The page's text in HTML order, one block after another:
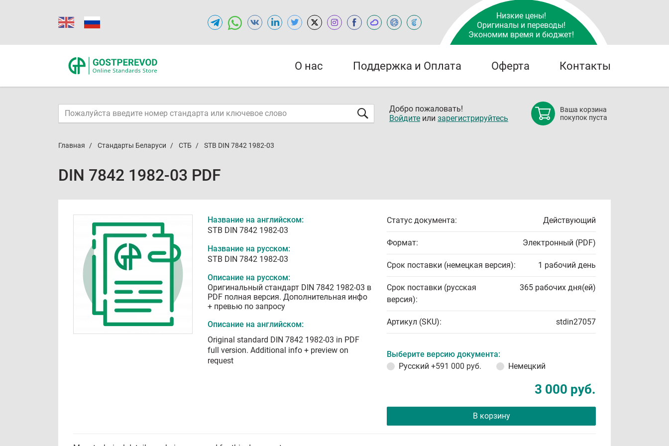
Низкие цены!
Оригиналы и переводы!
Экономим время и бюджет!
О нас Поддержка и Оплата Оферта Контакты
Добро пожаловать!
Войдите или зарегистрируйтесь
Ваша корзина
покупок пуста
Главная Стандарты Беларуси СТБ STB DIN 7842 1982-03
DIN 7842 1982-03 PDF
Название на английском:
STB DIN 7842 1982-03
Название на русском:
STB DIN 7842 1982-03
Описание на русском:
Оригинальный стандарт DIN 7842 1982-03 в
PDF полная версия. Дополнительная инфо
+ превью по запросу
Описание на английском:
Original standard DIN 7842 1982-03 in PDF
full version. Additional info + preview on
request
Статус документа: Действующий
Формат: Электронный (PDF)
Срок поставки (немецкая версия): 1 рабочий день
Срок поставки (русская
версия):
365 рабочих дня(ей)
Артикул (SKU): stdin27057
Выберите версию документа:
Русский +591 000 руб. Немецкий
3 000 руб.
В корзину